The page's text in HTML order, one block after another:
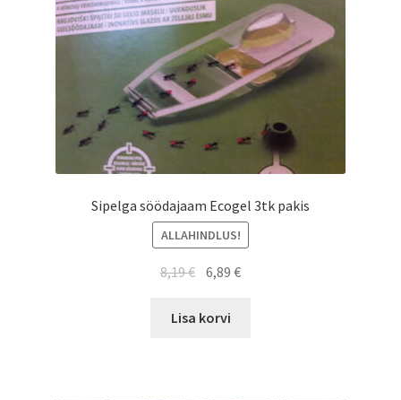
Sipelga söödajaam Ecogel 3tk pakis
ALLAHINDLUS!
8,19€ Algne
oli:
6,89€Current
Lisa korvi